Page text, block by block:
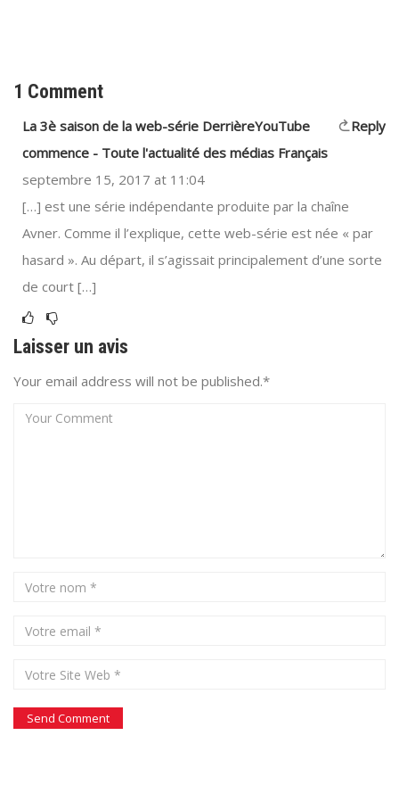
1 Comment
Reply
La 3è saison de la web-série DerrièreYouTube
commence - Toute l'actualité des médias Français
septembre 15, 2017 at 11:04
[…] est une série indépendante produite par la chaîne
Avner. Comme il l’explique, cette web-série est née « par
hasard ». Au départ, il s’agissait principalement d’une sorte
de court […]
Laisser un avis
Your email address will not be published.*